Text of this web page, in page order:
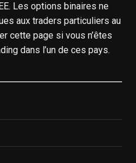
Les options binaires ne
aux traders particuliers au
cette page si vous n’êtes
dans l’un de ces pays.